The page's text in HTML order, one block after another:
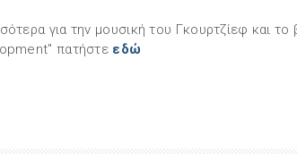
για την μουσική του Γκουρτζίεφ και το
πατήστε εδώ